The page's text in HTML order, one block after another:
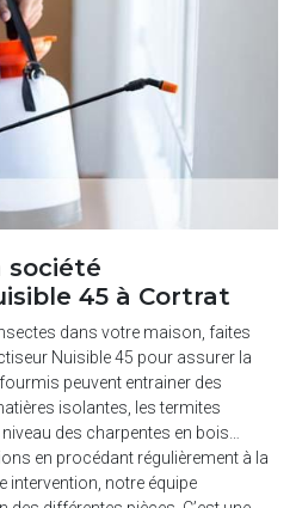
société
45 à Cortrat
dans votre maison, faites
Nuisible 45 pour assurer la
peuvent entrainer des
isolantes, les termites
des charpentes en bois…
en procédant régulièrement à la
intervention, notre équipe